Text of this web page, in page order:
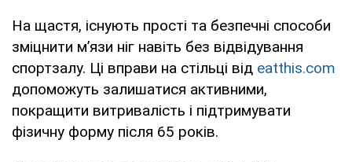
На щастя, існують прості та безпечні способи
зміцнити м’язи ніг навіть без відвідування
спортзалу. Ці вправи на стільці від eatthis.com
допоможуть залишатися активними,
покращити витривалість і підтримувати
фізичну форму після 65 років.